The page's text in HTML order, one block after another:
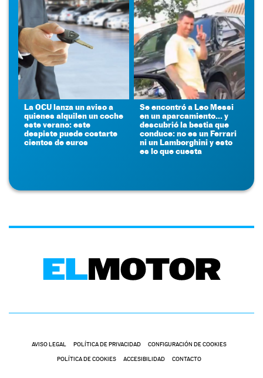
La OCU lanza un aviso a
quienes alquilen un coche
este verano: este
despiste puede costarte
cientos de euros
Se encontró a Leo Messi
en un aparcamiento... y
descubrió la bestia que
conduce: no es un Ferrari
ni un Lamborghini y esto
es lo que cuesta
AVISO LEGAL POLÍTICA DE PRIVACIDAD CONFIGURACIÓN DE COOKIES
POLÍTICA DE COOKIES ACCESIBILIDAD CONTACTO